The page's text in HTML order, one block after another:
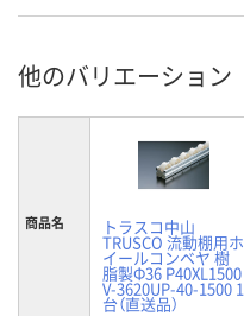
他のバリエーション
商品名 トラスコ中山
TRUSCO 流動棚用ホ
イールコンベヤ 樹
脂製Φ36 P40XL1500
V-3620UP-40-1500 1
台（直送品）